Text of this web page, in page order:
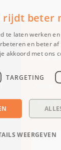
Wil
beter
te laten werken
en beter
akkoord met ons
TARGETING
WEERGEVEN